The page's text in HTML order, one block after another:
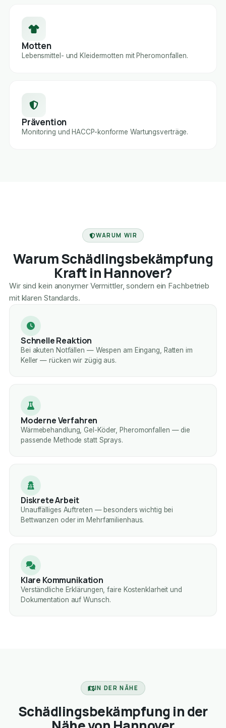
Motten
Lebensmittel- und Kleidermotten mit Pheromonfallen.
Prävention
Monitoring und HACCP-konforme Wartungsverträge.
WARUM WIR
Warum Schädlingsbekämpfung
Kraft in Hannover?
Wir sind kein anonymer Vermittler, sondern ein Fachbetrieb
mit klaren Standards.
Schnelle Reaktion
Bei akuten Notfällen — Wespen am Eingang, Ratten im
Keller — rücken wir zügig aus.
Moderne Verfahren
Wärmebehandlung, Gel-Köder, Pheromonfallen — die
passende Methode statt Sprays.
Diskrete Arbeit
Unauffälliges Auftreten — besonders wichtig bei
Bettwanzen oder im Mehrfamilienhaus.
Klare Kommunikation
Verständliche Erklärungen, faire Kostenklarheit und
Dokumentation auf Wunsch.
IN DER NÄHE
Schädlingsbekämpfung in der